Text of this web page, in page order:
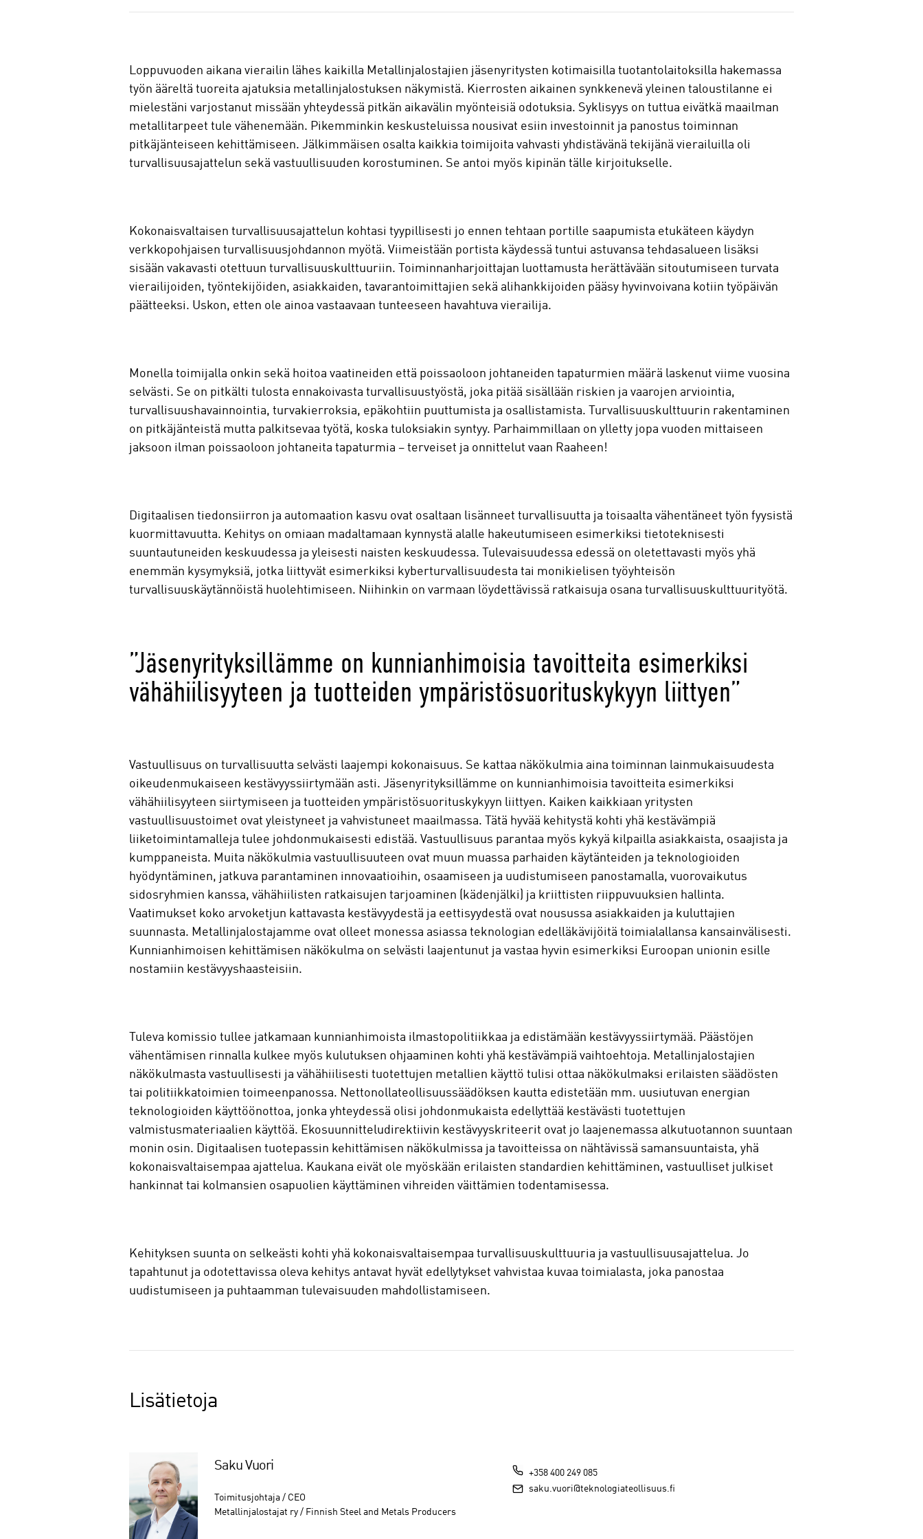
a
Loppuvuoden aikana vierailin lähes kaikilla Metallinjalostajien jäsenyritysten kotimaisilla tuotantolaitoksilla hakemassa
työn ääreltä tuoreita ajatuksia metallinjalostuksen näkymistä. Kierrosten aikainen synkkenevä yleinen taloustilanne ei
mielestäni varjostanut missään yhteydessä pitkän aikavälin myönteisiä odotuksia. Syklisyys on tuttua eivätkä maailman
metallitarpeet tule vähenemään. Pikemminkin keskusteluissa nousivat esiin investoinnit ja panostus toiminnan
pitkäjänteiseen kehittämiseen. Jälkimmäisen osalta kaikkia toimijoita vahvasti yhdistävänä tekijänä vierailuilla oli
turvallisuusajattelun sekä vastuullisuuden korostuminen. Se antoi myös kipinän tälle kirjoitukselle.
Kokonaisvaltaisen turvallisuusajattelun kohtasi tyypillisesti jo ennen tehtaan portille saapumista etukäteen käydyn
verkkopohjaisen turvallisuusjohdannon myötä. Viimeistään portista käydessä tuntui astuvansa tehdasalueen lisäksi
sisään vakavasti otettuun turvallisuuskulttuuriin. Toiminnanharjoittajan luottamusta herättävään sitoutumiseen turvata
vierailijoiden, työntekijöiden, asiakkaiden, tavarantoimittajien sekä alihankkijoiden pääsy hyvinvoivana kotiin työpäivän
päätteeksi. Uskon, etten ole ainoa vastaavaan tunteeseen havahtuva vierailija.
Monella toimijalla onkin sekä hoitoa vaatineiden että poissaoloon johtaneiden tapaturmien määrä laskenut viime vuosina
selvästi. Se on pitkälti tulosta ennakoivasta turvallisuustyöstä, joka pitää sisällään riskien ja vaarojen arviointia,
turvallisuushavainnointia, turvakierroksia, epäkohtiin puuttumista ja osallistamista. Turvallisuuskulttuurin rakentaminen
on pitkäjänteistä mutta palkitsevaa työtä, koska tuloksiakin syntyy. Parhaimmillaan on ylletty jopa vuoden mittaiseen
jaksoon ilman poissaoloon johtaneita tapaturmia – terveiset ja onnittelut vaan Raaheen!
Digitaalisen tiedonsiirron ja automaation kasvu ovat osaltaan lisänneet turvallisuutta ja toisaalta vähentäneet työn fyysistä
kuormittavuutta. Kehitys on omiaan madaltamaan kynnystä alalle hakeutumiseen esimerkiksi tietoteknisesti
suuntautuneiden keskuudessa ja yleisesti naisten keskuudessa. Tulevaisuudessa edessä on oletettavasti myös yhä
enemmän kysymyksiä, jotka liittyvät esimerkiksi kyberturvallisuudesta tai monikielisen työyhteisön
turvallisuuskäytännöistä huolehtimiseen. Niihinkin on varmaan löydettävissä ratkaisuja osana turvallisuuskulttuurityötä.
”Jäsenyrityksillämme on kunnianhimoisia tavoitteita esimerkiksi
vähähiilisyyteen ja tuotteiden ympäristösuorituskykyyn liittyen”
Vastuullisuus on turvallisuutta selvästi laajempi kokonaisuus. Se kattaa näkökulmia aina toiminnan lainmukaisuudesta
oikeudenmukaiseen kestävyyssiirtymään asti. Jäsenyrityksillämme on kunnianhimoisia tavoitteita esimerkiksi
vähähiilisyyteen siirtymiseen ja tuotteiden ympäristösuorituskykyyn liittyen. Kaiken kaikkiaan yritysten
vastuullisuustoimet ovat yleistyneet ja vahvistuneet maailmassa. Tätä hyvää kehitystä kohti yhä kestävämpiä
liiketoimintamalleja tulee johdonmukaisesti edistää. Vastuullisuus parantaa myös kykyä kilpailla asiakkaista, osaajista ja
kumppaneista. Muita näkökulmia vastuullisuuteen ovat muun muassa parhaiden käytänteiden ja teknologioiden
hyödyntäminen, jatkuva parantaminen innovaatioihin, osaamiseen ja uudistumiseen panostamalla, vuorovaikutus
sidosryhmien kanssa, vähähiilisten ratkaisujen tarjoaminen (kädenjälki) ja kriittisten riippuvuuksien hallinta.
Vaatimukset koko arvoketjun kattavasta kestävyydestä ja eettisyydestä ovat nousussa asiakkaiden ja kuluttajien
suunnasta. Metallinjalostajamme ovat olleet monessa asiassa teknologian edelläkävijöitä toimialallansa kansainvälisesti.
Kunnianhimoisen kehittämisen näkökulma on selvästi laajentunut ja vastaa hyvin esimerkiksi Euroopan unionin esille
nostamiin kestävyyshaasteisiin.
Tuleva komissio tullee jatkamaan kunnianhimoista ilmastopolitiikkaa ja edistämään kestävyyssiirtymää. Päästöjen
vähentämisen rinnalla kulkee myös kulutuksen ohjaaminen kohti yhä kestävämpiä vaihtoehtoja. Metallinjalostajien
näkökulmasta vastuullisesti ja vähähiilisesti tuotettujen metallien käyttö tulisi ottaa näkökulmaksi erilaisten säädösten
tai politiikkatoimien toimeenpanossa. Nettonollateollisuussäädöksen kautta edistetään mm. uusiutuvan energian
teknologioiden käyttöönottoa, jonka yhteydessä olisi johdonmukaista edellyttää kestävästi tuotettujen
valmistusmateriaalien käyttöä. Ekosuunnitteludirektiivin kestävyyskriteerit ovat jo laajenemassa alkutuotannon suuntaan
monin osin. Digitaalisen tuotepassin kehittämisen näkökulmissa ja tavoitteissa on nähtävissä samansuuntaista, yhä
kokonaisvaltaisempaa ajattelua. Kaukana eivät ole myöskään erilaisten standardien kehittäminen, vastuulliset julkiset
hankinnat tai kolmansien osapuolien käyttäminen vihreiden väittämien todentamisessa.
Kehityksen suunta on selkeästi kohti yhä kokonaisvaltaisempaa turvallisuuskulttuuria ja vastuullisuusajattelua. Jo
tapahtunut ja odotettavissa oleva kehitys antavat hyvät edellytykset vahvistaa kuvaa toimialasta, joka panostaa
uudistumiseen ja puhtaamman tulevaisuuden mahdollistamiseen.
Lisätietoja
Saku Vuori
Toimitusjohtaja / CEO
Metallinjalostajat ry / Finnish Steel and Metals Producers
+358 400 249 085
saku.vuori@teknologiateollisuus.fi